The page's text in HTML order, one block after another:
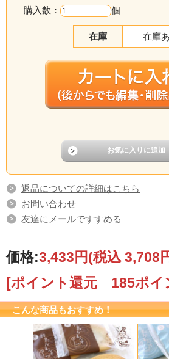
購入数： 個
在庫 在庫
返品についての詳細はこちら
お問い合わせ
友達にメールですすめる
価格:3,433円(税込 3,708
[ポイント還元 185ポイ
こんな商品もおすすめ！